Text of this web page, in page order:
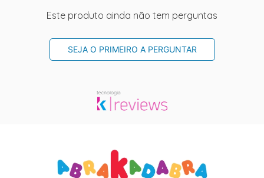
Este produto ainda não tem perguntas
SEJA O PRIMEIRO A PERGUNTAR